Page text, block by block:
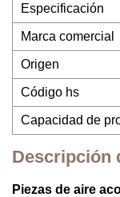
Especificación
Marca comercial
Origen
Código hs
Capacidad de
Descripción
Piezas de aire